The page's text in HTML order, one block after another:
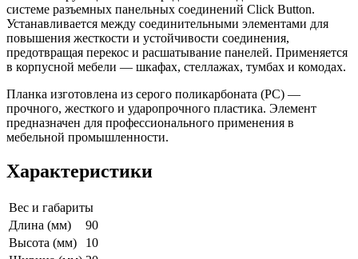
системе разъемных панельных соединений Click Button.
Устанавливается между соединительными элементами для
повышения жесткости и устойчивости соединения,
предотвращая перекос и расшатывание панелей. Применяется
в корпусной мебели — шкафах, стеллажах, тумбах и комодах.
Планка изготовлена из серого поликарбоната (PC) —
прочного, жесткого и ударопрочного пластика. Элемент
предназначен для профессионального применения в
мебельной промышленности.
Характеристики
Вес и габариты
Длина (мм)
90
Высота (мм)
10